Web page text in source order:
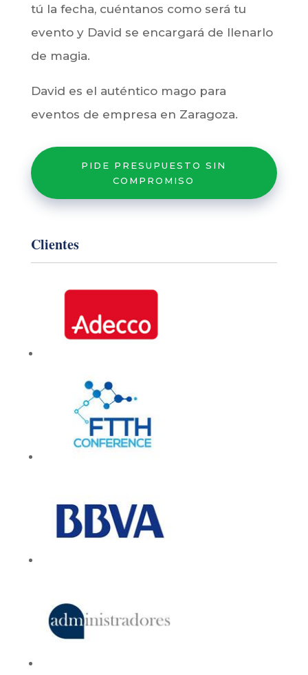
vender… sino de crear una experiencia
mágica alrededor de tu marca»
Si realmente quieres destacar
evento y David se encargará de llenarlo
de magia.
David es el auténtico mago para
eventos de empresa en Zaragoza.
PIDE PRESUPUESTO SIN
COMPROMISO
Clientes